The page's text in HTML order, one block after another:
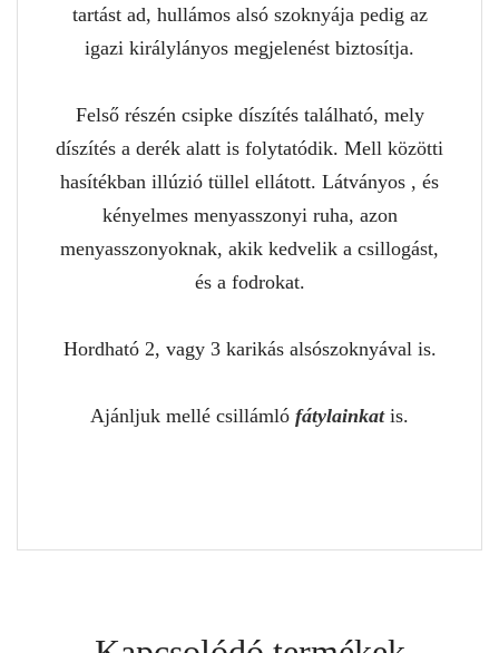
tartást ad, hullámos alsó szoknyája pedig az
igazi királylányos megjelenést biztosítja.
Felső részén csipke díszítés található, mely
díszítés a derék alatt is folytatódik. Mell közötti
hasítékban illúzió tüllel ellátott. Látványos , és
kényelmes menyasszonyi ruha, azon
menyasszonyoknak, akik kedvelik a csillogást,
és a fodrokat.
Hordható 2, vagy 3 karikás alsószoknyával is.
Ajánljuk mellé csillámló fátylainkatis.